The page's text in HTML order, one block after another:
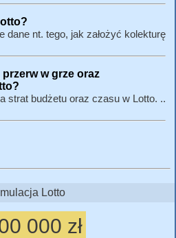
dane nt. tego, jak założyć kolekturę
w grze oraz
strat budżetu oraz czasu w Lotto. ..
Lotto
000 zł